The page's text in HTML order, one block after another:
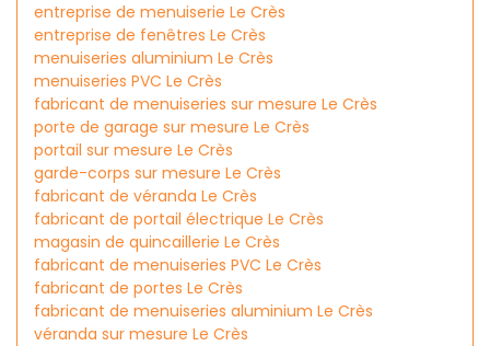
entreprise de menuiserie Le Crès
entreprise de fenêtres Le Crès
menuiseries aluminium Le Crès
menuiseries PVC Le Crès
fabricant de menuiseries sur mesure Le Crès
porte de garage sur mesure Le Crès
portail sur mesure Le Crès
garde-corps sur mesure Le Crès
fabricant de véranda Le Crès
fabricant de portail électrique Le Crès
magasin de quincaillerie Le Crès
fabricant de menuiseries PVC Le Crès
fabricant de portes Le Crès
fabricant de menuiseries aluminium Le Crès
véranda sur mesure Le Crès